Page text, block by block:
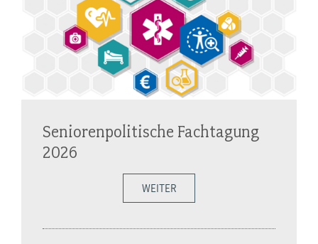
Seniorenpolitische Fachtagung
2026
WEITER